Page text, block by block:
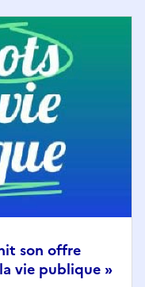
son offre
vie publique »